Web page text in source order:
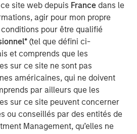
site web depuis France dans le
agir pour mon propre
pour être qualifié
(tel que défini ci-
et comprends que les
sur ce site ne sont pas
américaines, qui ne doivent
par ailleurs que les
sur ce site peuvent concerner
ou conseillés par des entités de
Management, qu’elles ne
Plan, with participation from
Management’s (MSIM) 1GT
Existing investors Energy
blueworld.group, and
as well as the chair of the
Urbon, also contributed to
revenues in 2023 and will
its growth by entering the
increasing production and